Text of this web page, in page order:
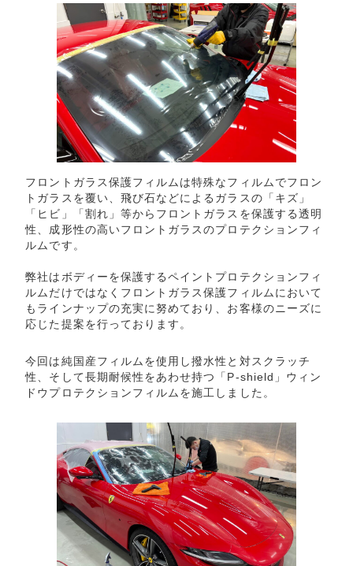
フロントガラス保護フィルムは特殊なフィルムでフロン
トガラスを覆い、飛び石などによるガラスの「キズ」
「ヒビ」「割れ」等からフロントガラスを保護する透明
性、成形性の高いフロントガラスのプロテクションフィ
ルムです。
弊社はボディーを保護するペイントプロテクションフィ
ルムだけではなくフロントガラス保護フィルムにおいて
もラインナップの充実に努めており、お客様のニーズに
応じた提案を行っております。
今回は純国産フィルムを使用し撥水性と対スクラッチ
性、そして長期耐候性をあわせ持つ「P-shield」ウィン
ドウプロテクションフィルムを施工しました。